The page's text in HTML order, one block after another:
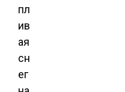
пл
ив
ая
сн
ег